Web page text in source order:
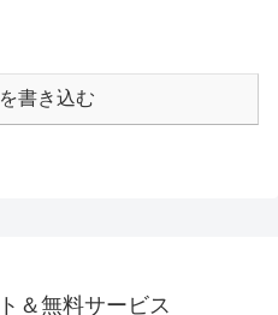
書き込む
＆無料サービス